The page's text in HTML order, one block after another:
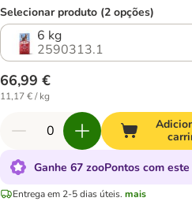
Selecionar produto (2 opções)
6 kg
2590313.1
66,99 €
11,17 € / kg
Ganhe 67 zooPontos com
Entrega em 2-5 dias úteis. mais